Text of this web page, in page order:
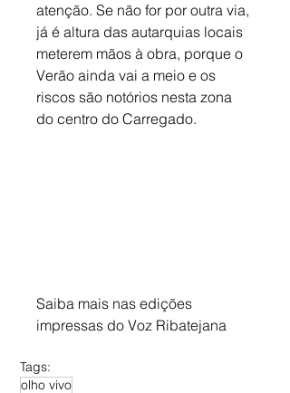
atenção. Se não for por outra via,
já é altura das autarquias locais
meterem mãos à obra, porque o
Verão ainda vai a meio e os
riscos são notórios nesta zona
do centro do Carregado.
Saiba mais nas edições
impressas do Voz Ribatejana
Tags:
olho vivo